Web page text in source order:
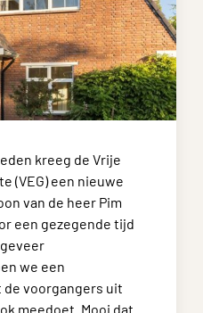
kreeg de Vrije
(VEG) een nieuwe
van de heer Pim
een gezegende tijd
we een
voorgangers uit
meedoet. Mooi dat